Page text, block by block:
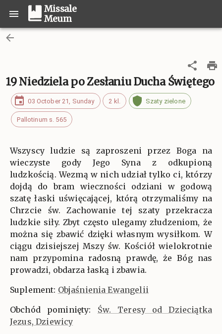
Missale
Meum
19 Niedziela po Zesłaniu Ducha Świętego
03 October 21, Sunday 2 kl. Szaty zielone
Pallotinum s. 565
Wszyscy ludzie są zaproszeni przez Boga na
wieczyste gody Jego Syna z odkupioną
ludzkością. Wezmą w nich udział tylko ci, którzy
dojdą do bram wieczności odziani w godową
szatę łaski uświęcającej, którą otrzymaliśmy na
Chrzcie św. Zachowanie tej szaty przekracza
ludzkie siły. Zbyt często ulegamy złudzeniom, że
można się zbawić dzięki własnym wysiłkom. W
ciągu dzisiejszej Mszy św. Kościół wielokrotnie
nam przypomina radosną prawdę, że Bóg nas
prowadzi, obdarza łaską i zbawia.
Suplement: Objaśnienia Ewangelii
Obchód pominięty: Św. Teresy od Dzieciątka
Jezus, Dziewicy